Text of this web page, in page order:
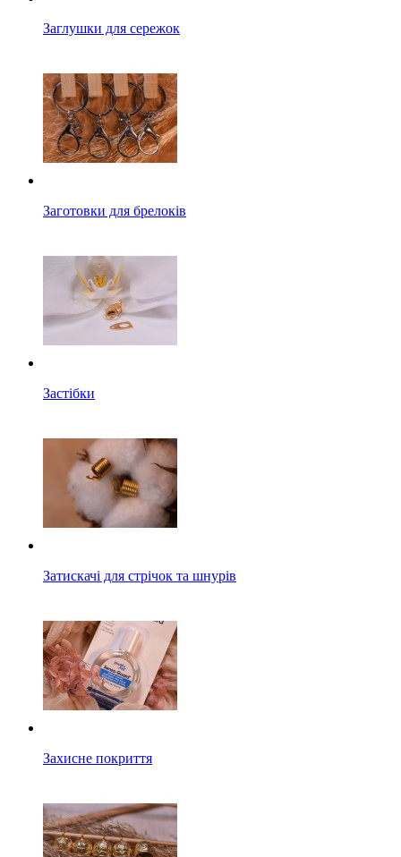
Заглушки для сережок
Заготовки для брелоків
Застібки
Затискачі для стрічок та шнурів
Захисне покриття